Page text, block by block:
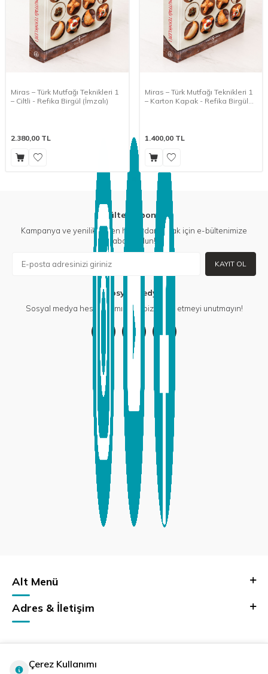
Miras – Türk Mutfağı Teknikleri 1
– Ciltli - Refika Birgül (İmzalı)
2.380,00 TL
Miras – Türk Mutfağı Teknikleri 1
– Karton Kapak - Refika Birgül
1.400,00TL
E-Bülten Aboneliği
Kampanya ve yeniliklerden haberdar olmak için e-bültenimize
abone olun!
KAYIT OL
Sosyal Medya
Sosyal medya hesaplarımızdan bizi takip etmeyi unutmayın!
Alt Menü
Adres & İletişim
Çerez Kullanımı